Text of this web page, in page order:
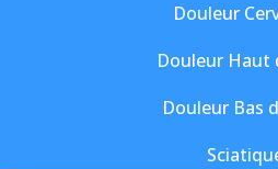
Douleur
Douleur Haut
Douleur Bas